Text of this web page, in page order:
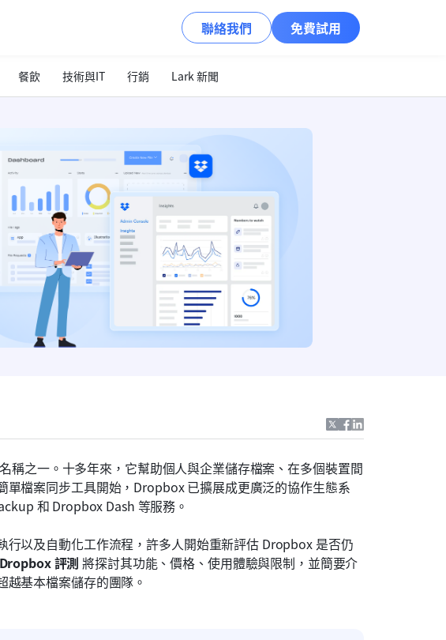
聯絡我們 免費試用
餐飲 技術與IT 行銷 Lark 新聞
稱之一。十多年來，它幫助個人與企業儲存檔案、在多個裝置間
單檔案同步工具開始，Dropbox 已擴展成更廣泛的協作生態系
和 Dropbox Dash 等服務。
行以及自動化工作流程，許多人開始重新評估 Dropbox 是否仍
Dropbox 評測 將探討其功能、價格、使用體驗與限制，並簡要介
基本檔案儲存的團隊。